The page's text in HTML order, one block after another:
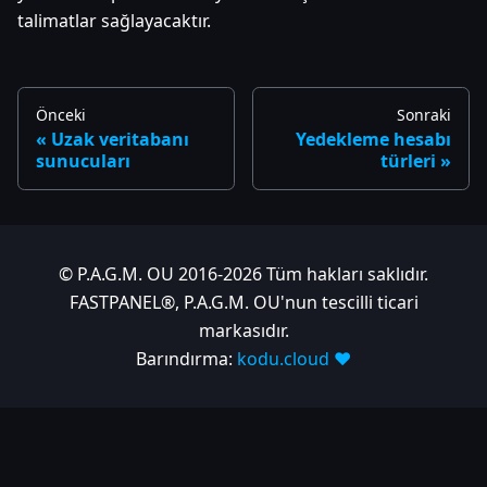
talimatlar sağlayacaktır.
Önceki
Uzak veritabanı
sunucuları
Sonraki
Yedekleme hesabı
türleri
© P.A.G.M. OU 2016-2026 Tüm hakları saklıdır.
FASTPANEL®, P.A.G.M. OU'nun tescilli ticari
markasıdır.
Barındırma: kodu.cloud ❤️